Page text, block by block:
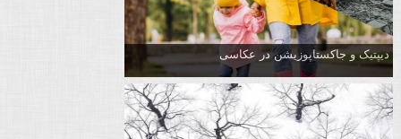
دیپتیک و جاکستا‌پوزیشن در عکاسی